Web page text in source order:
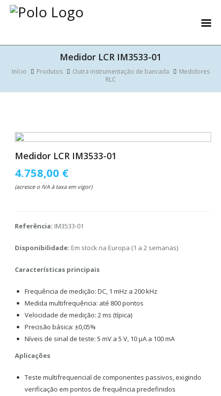
Medidor LCR IM3533-01
Início Produtos Outra instrumentação de bancada
Medidores
RLC
Medidor LCR IM3533-01
4.758,00 €
(acresce o IVA à taxa em vigor)
Referência: IM3533-01
Disponibilidade: Em stock na Europa (1 a 2 semanas)
Características principais
Frequência de medição: DC, 1 mHz a 200 kHz
Medida multifrequência: até 800 pontos
Velocidade de medição: 2 ms (típica)
Precisão básica: ±0,05%
Níveis de sinal de teste: 5 mV a 5 V, 10 μA a 100 mA
Aplicações
Teste multifrequencial de componentes passivos, exigindo
verificação em pontos de frequência predefinidos